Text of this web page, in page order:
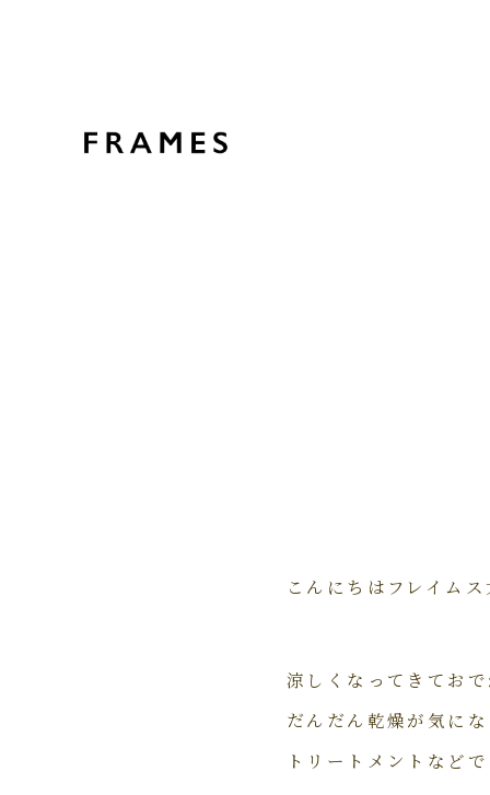
こんにちはフレイム
涼しくなってきてお
だんだん乾燥が気に
トリートメントなど